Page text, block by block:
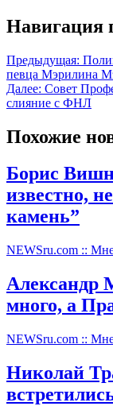
Навигация
Предыдущая:
певца Мэрилина
Далее: Совет
слияние с ФНЛ
Похожие
Борис
известно,
камень”
NEWSru.com ::
Александр
много, а
NEWSru.com ::
Николай